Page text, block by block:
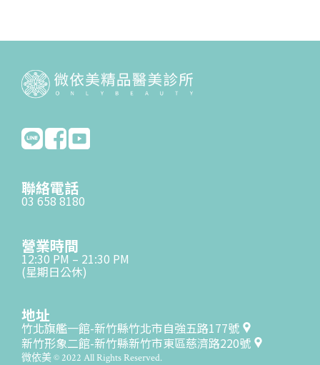
聯絡電話
03 658 8180
營業時間
12:30 PM – 21:30 PM
(星期日公休)
地址
竹北旗艦一館-新竹縣竹北市自強五路177號
新竹形象二館-新竹縣新竹市東區慈濟路220號
微依美 © 2022 All Rights Reserved.